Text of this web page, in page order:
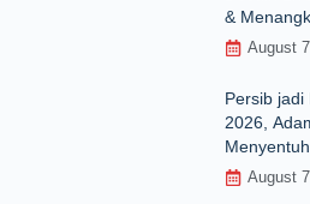
&
August
Persib jadi
2026,
August